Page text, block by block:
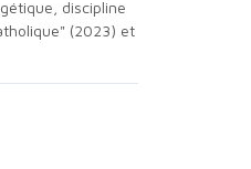
discipline
(2023) et